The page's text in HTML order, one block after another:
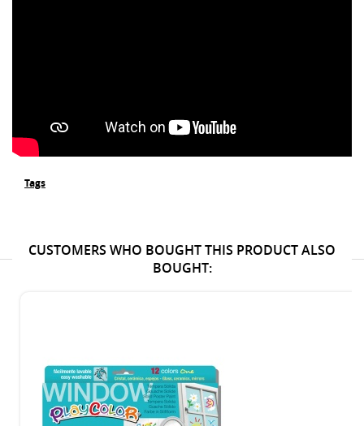
Tags
CUSTOMERS WHO BOUGHT THIS PRODUCT ALSO
BOUGHT: